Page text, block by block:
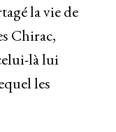
la vie de
Chirac,
là lui
les